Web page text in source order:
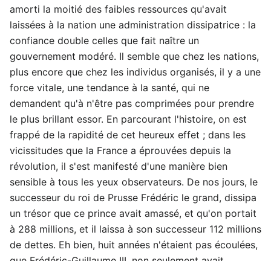
amorti la moitié des faibles ressources qu'avait
laissées à la nation une administration dissipatrice : la
confiance double celles que fait naître un
gouvernement modéré. Il semble que chez les nations,
plus encore que chez les individus organisés, il y a une
force vitale, une tendance à la santé, qui ne
demandent qu'à n'être pas comprimées pour prendre
le plus brillant essor. En parcourant l'histoire, on est
frappé de la rapidité de cet heureux effet ; dans les
vicissitudes que la France a éprouvées depuis la
révolution, il s'est manifesté d'une manière bien
sensible à tous les yeux observateurs. De nos jours, le
successeur du roi de Prusse Frédéric le grand, dissipa
un trésor que ce prince avait amassé, et qu'on portait
à 288 millions, et il laissa à son successeur 112 millions
de dettes. Eh bien, huit années n'étaient pas écoulées,